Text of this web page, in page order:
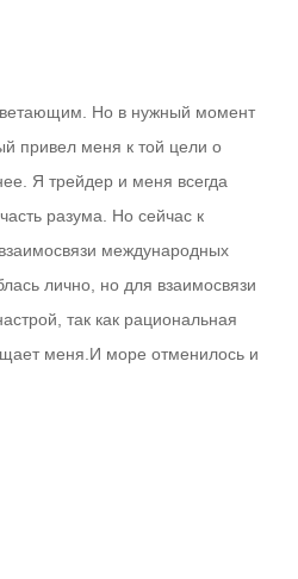
Но в нужный момент
привел меня к той цели о
Я трейдер и меня всегда
разума. Но сейчас к
международных
лично, но для взаимосвязи
так как рациональная
меня.И море отменилось и